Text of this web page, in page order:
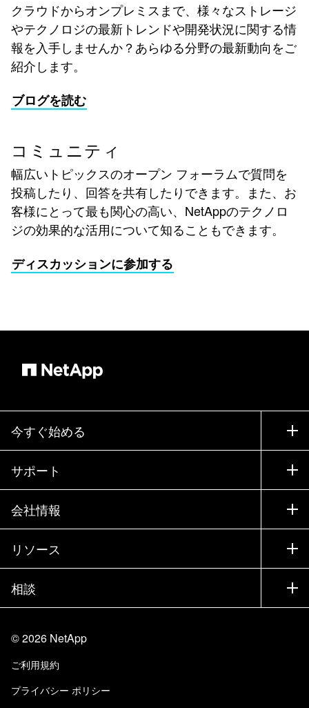
クラウドからオンプレミスまで、様々なストレージ
やテクノロジの最新トレンドや開発状況に関する情
報を入手しませんか？あらゆる分野の最新動向をご
紹介します。
ブログを読む
コミュニティ
幅広いトピックスのオープン フォーラムで質問を
投稿したり、回答を共有したりできます。また、お
客様にとって最も関心の高い、NetAppのテクノロ
ジの効果的な活用について知ることもできます。
ディスカッションに参加する
今すぐ始める
購入方法
営業チームへのお問い合わせ
パートナーを検索
エグゼクティブ ブリーフィング
製品A-Z
サポート
サポート
トレーニング
ドキュメント
ナレッジ ベース
コミュニティ
知識の習得
会社情報
会社情報
パートナー
採用情報
Trust Center
責任と持続可能性
品質に関する認定
リソース
ニュースルーム
イベント
ブログ
カスタマー エクスペリエンス
ユーザ事例
相談
当サイトに関するフィードバック
アクセシビリティ
Eメールの登録
©2026 NetApp
ご利用規約
プライバシー ポリシー